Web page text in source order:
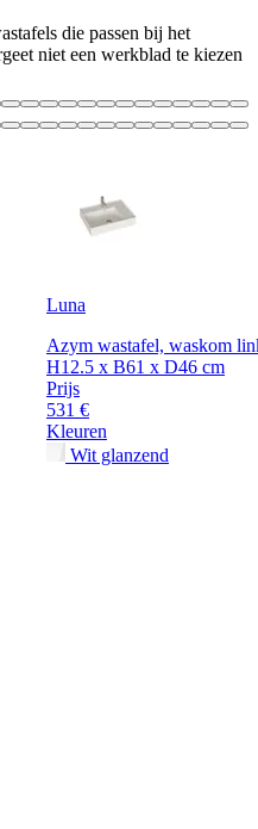
die passen bij het
niet een werkblad te kiezen
Luna
Azym wastafel, waskom
H12.5 x B61 x D46 cm
Prijs
531 €
Kleuren
Wit glanzend